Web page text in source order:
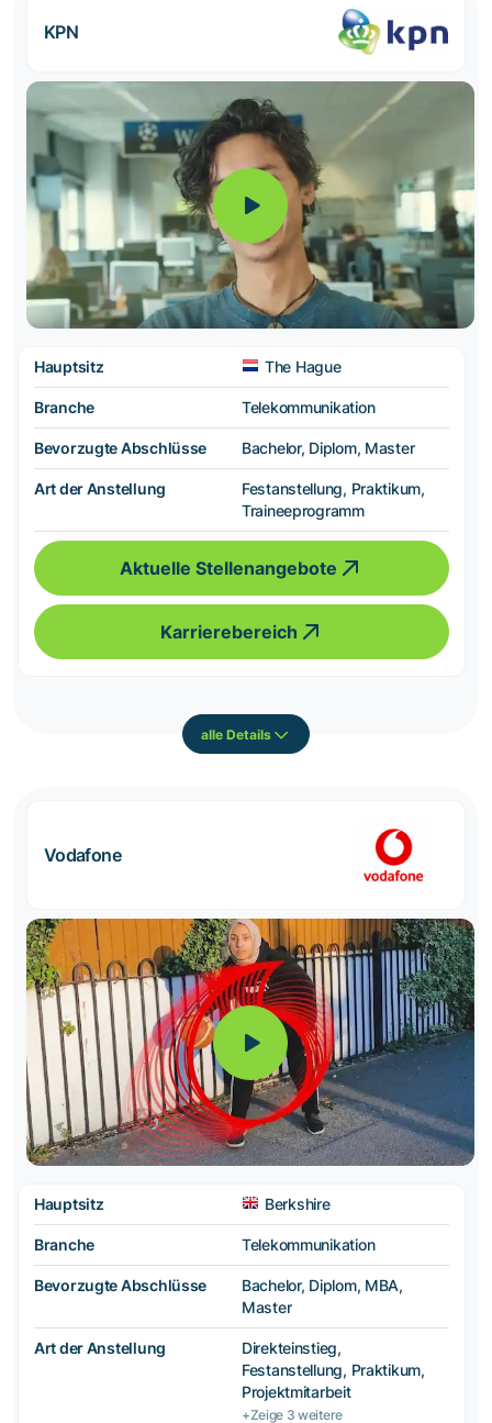
KPN
Hauptsitz The Hague
Branche Telekommunikation
Bevorzugte Abschlüsse Bachelor, Diplom, Master
Art der Anstellung
Festanstellung, Praktikum,
Traineeprogramm
Aktuelle Stellenangebote
Karrierebereich
alle Details
Vodafone
Hauptsitz Berkshire
Branche Telekommunikation
Bevorzugte Abschlüsse
Bachelor, Diplom, MBA,
Master
Art der Anstellung
Direkteinstieg,
Festanstellung, Praktikum,
Projektmitarbeit
+Zeige 3 weitere